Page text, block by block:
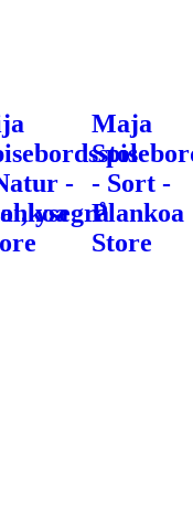
-
Maja
- Sort -
Plankoa
Store